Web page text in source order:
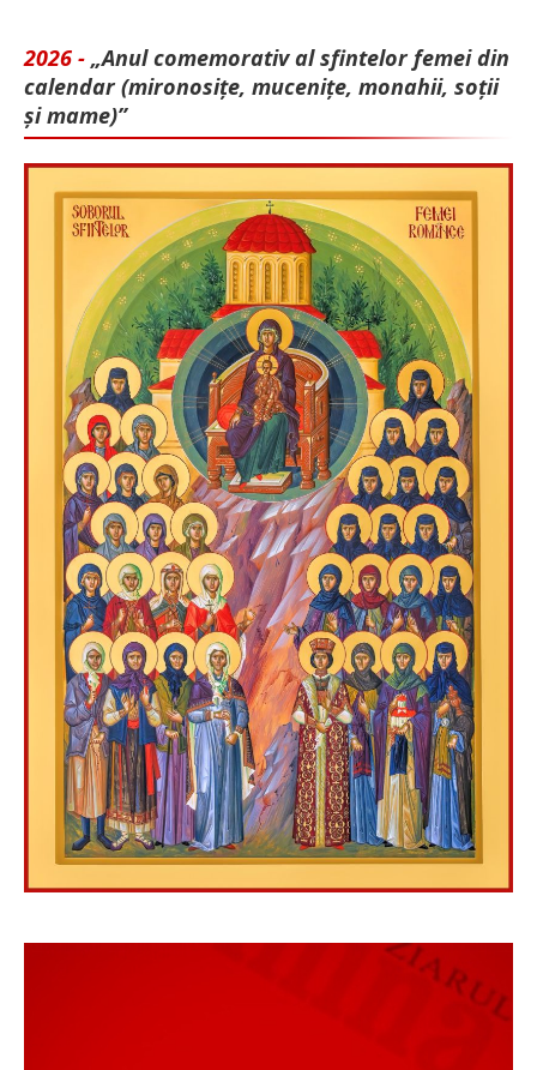
2026 - „Anul comemorativ al sfintelor femei din
calendar (mironosițe, mu­cenițe, monahii, soții
și mame)”